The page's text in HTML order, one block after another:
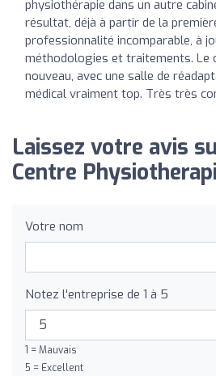
physiothérapie dans un autre
résultat, déjà à partir de la
professionnalité incomparable, à
méthodologies et traitements. Le
nouveau, avec une salle de
médical vraiment top. Très très
Laissez votre avis
Centre
Votre nom
Notez l'entreprise de 1 à 5
1 = Mauvais
5 = Excellent